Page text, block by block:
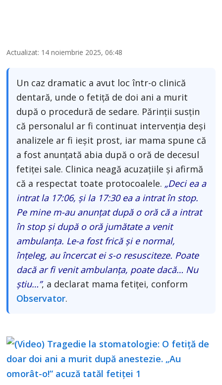
Actualizat: 14 noiembrie 2025, 06:48
Un caz dramatic a avut loc într-o clinică
dentară, unde o fetiță de doi ani a murit
după o procedură de sedare. Părinții susțin
că personalul ar fi continuat intervenția deși
analizele ar fi ieșit prost, iar mama spune că
a fost anunțată abia după o oră de decesul
fetiței sale. Clinica neagă acuzațiile și afirmă
că a respectat toate protocoalele. „Deci ea a
intrat la 17:06, şi la 17:30 ea a intrat în stop.
Pe mine m-au anunţat după o oră că a intrat
în stop şi după o oră jumătate a venit
ambulanţa. Le-a fost frică şi e normal,
înţeleg, au încercat ei s-o resusciteze. Poate
dacă ar fi venit ambulanţa, poate dacă… Nu
ştiu…”, a declarat mama fetiţei, conform
Observator.